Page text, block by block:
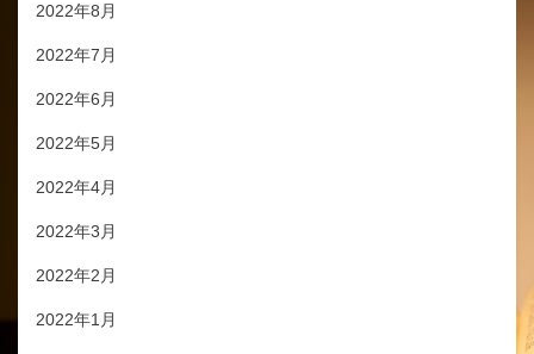
2022年8月
2022年7月
2022年6月
2022年5月
2022年4月
2022年3月
2022年2月
2022年1月